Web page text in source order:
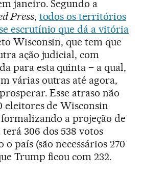
janeiro. Segundo a
Press, todos os territórios
escrutínio que dá a vitória
Wisconsin, que tem que
ação judicial, com
para esta quinta – a qual,
várias outras até agora,
Esse atraso não
eleitores de Wisconsin
a projeção de
306 dos 538 votos
país (são necessários 270
Trump ficou com 232.